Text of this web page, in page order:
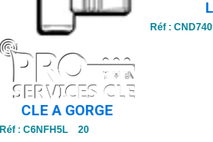
CLE A GORGE
Réf :C6NFH5L 20
Réf :